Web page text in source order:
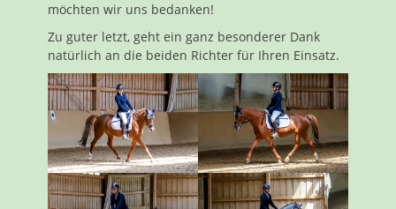
möchten wir uns bedanken!
Zu guter letzt, geht ein ganz besonderer Dank
natürlich an die beiden Richter für Ihren Einsatz.